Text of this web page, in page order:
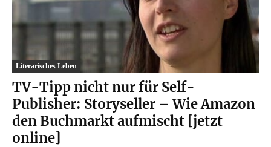
Literarisches Leben
TV-Tipp nicht nur für Self-
Publisher: Storyseller – Wie Amazon
den Buchmarkt aufmischt [jetzt
online]